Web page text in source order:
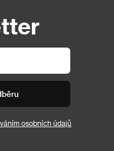
osobních údajů